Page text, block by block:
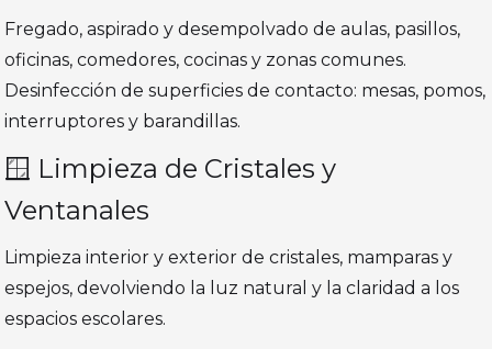
Fregado, aspirado y desempolvado de aulas, pasillos,
oficinas, comedores, cocinas y zonas comunes.
Desinfección de superficies de contacto: mesas, pomos,
interruptores y barandillas.
🪟 Limpieza de Cristales y
Ventanales
Limpieza interior y exterior de cristales, mamparas y
espejos, devolviendo la luz natural y la claridad a los
espacios escolares.